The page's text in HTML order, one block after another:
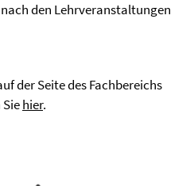
den Lehrveranstaltungen
der Seite des Fachbereichs
hier.